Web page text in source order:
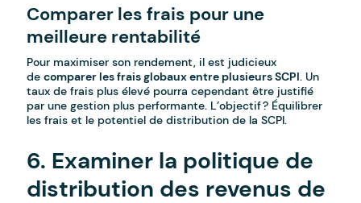
Comparer les frais pour une
meilleure rentabilité
Pour maximiser son rendement, il est judicieux
decomparer les frais globaux entre plusieurs SCPI. Un
taux de frais plus élevé pourra cependant être justifié
par une gestion plus performante. L’objectif ? Équilibrer
les frais et le potentiel de distribution de la SCPI.
6. Examiner la politique de
distribution des revenus de